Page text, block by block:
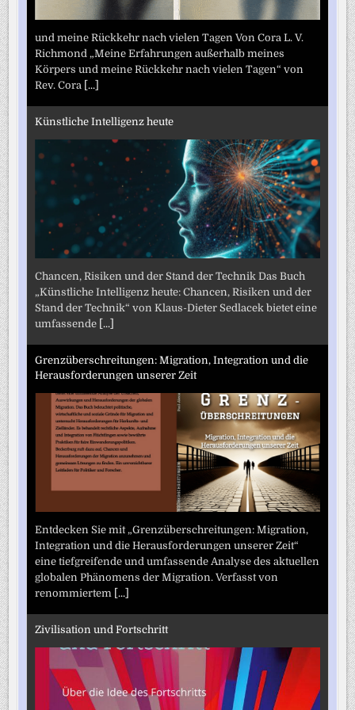
und meine Rückkehr nach vielen Tagen Von Cora L. V.
Richmond „Meine Erfahrungen außerhalb meines
Körpers und meine Rückkehr nach vielen Tagen“ von
Rev. Cora
[...]
Künstliche Intelligenz heute
Chancen, Risiken und der Stand der Technik Das Buch
„Künstliche Intelligenz heute: Chancen, Risiken und der
Stand der Technik“ von Klaus-Dieter Sedlacek bietet eine
umfassende [...]
Grenzüberschreitungen: Migration, Integration und die
Herausforderungen unserer Zeit
Entdecken Sie mit „Grenzüberschreitungen: Migration,
Integration und die Herausforderungen unserer Zeit“
eine tiefgreifende und umfassende Analyse des aktuellen
globalen Phänomens der Migration. Verfasst von
renommiertem
[...]
Zivilisation und Fortschritt